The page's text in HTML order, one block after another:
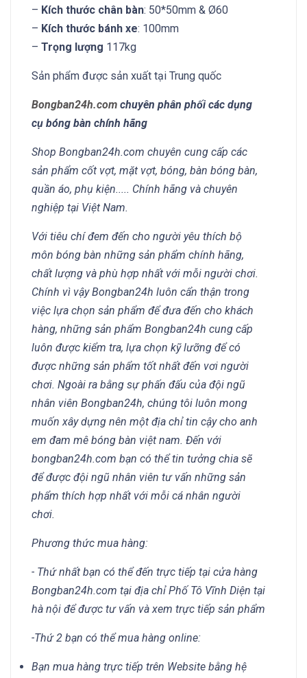
– Kích thước chân bàn: 50*50mm & Ø60
– Kích thước bánh xe: 100mm
– Trọng lượng 117kg
Sản phẩm được sản xuất tại Trung quốc
Bongban24h.com chuyên phân phối các dụng
cụ bóng bàn chính hãng
Shop Bongban24h.com chuyên cung cấp các
sản phẩm cốt vợt, mặt vợt, bóng, bàn bóng bàn,
quần áo, phụ kiện..... Chính hãng và chuyên
nghiệp tại Việt Nam.
Với tiêu chí đem đến cho người yêu thích bộ
môn bóng bàn những sản phẩm chính hãng,
chất lượng và phù hợp nhất với mỗi người chơi.
Chính vì vậy Bongban24h luôn cẩn thận trong
việc lựa chọn sản phẩm để đưa đến cho khách
hàng, những sản phẩm Bongban24h cung cấp
luôn được kiểm tra, lựa chọn kỹ lưỡng để có
được những sản phẩm tốt nhất đến vơi người
chơi. Ngoài ra bằng sự phấn đấu của đội ngũ
nhân viên Bongban24h, chúng tôi luôn mong
muốn xây dựng nên một địa chỉ tin cậy cho anh
em đam mê bóng bàn việt nam. Đến với
bongban24h.com bạn có thể tin tưởng chia sẽ
để được đội ngũ nhân viên tư vấn những sản
phẩm thích hợp nhất với mỗi cá nhân người
chơi.
Phương thức mua hàng:
- Thứ nhất bạn có thể đến trực tiếp tại cửa hàng
Bongban24h.com tại địa chỉ Phố Tô Vĩnh Diện tại
hà nội để được tư vấn và xem trực tiếp sản phẩm
-Thứ 2 bạn có thể mua hàng online:
Bạn mua hàng trực tiếp trên Website bằng hệ